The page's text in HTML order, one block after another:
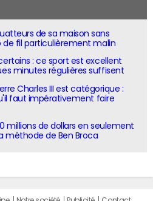
de sa maison sans
de fil particulièrement malin
: ce sport est excellent
minutes régulières suffisent
Charles III est catégorique :
faut impérativement faire
millions de dollars en seulement
méthode de Ben Broca